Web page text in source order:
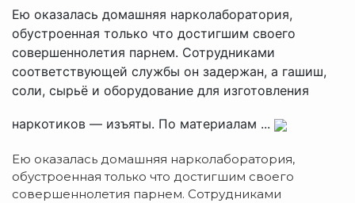
Ею оказалась домашняя нарколаборатория,
обустроенная только что достигшим своего
совершеннолетия парнем. Сотрудниками
соответствующей службы он задержан, а гашиш,
соли, сырьё и оборудование для изготовления
наркотиков — изъяты. По материалам ...
Ею оказалась домашняя нарколаборатория,
обустроенная только что достигшим своего
совершеннолетия парнем. Сотрудниками